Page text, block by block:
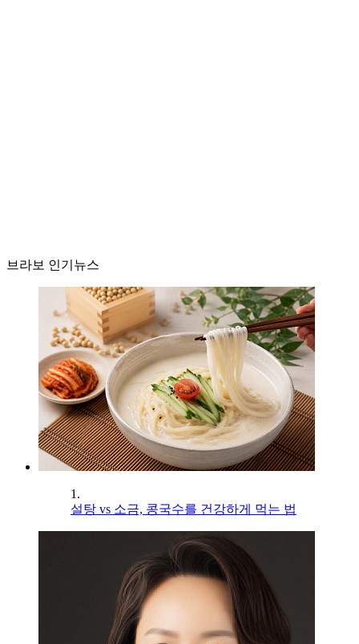
브라보 인기뉴스
1.
설탕 vs 소금, 콩국수를 건강하게 먹는 법